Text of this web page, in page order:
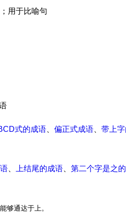
用于比喻句
式的成语 偏正式成语
带上
上结尾的成语 第二个字是之
够通达于上。